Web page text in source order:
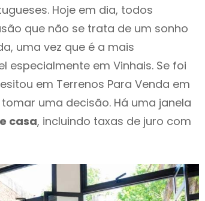
Hoje em dia, todos
que não se trata de um sonho
uma vez que é a mais
especialmente em Vinhais. Se foi
em Terrenos Para Venda em
uma decisão. Há uma janela
casa, incluindo taxas de juro com